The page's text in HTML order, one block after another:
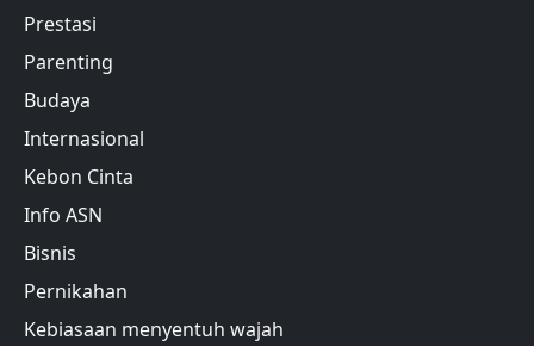
Prestasi
Parenting
Budaya
Internasional
Kebon Cinta
Info ASN
Bisnis
Pernikahan
Kebiasaan menyentuh wajah